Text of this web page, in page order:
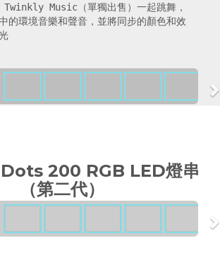
Twinkly Music（單獨出售）一起跳舞，
的環境音樂和聲音，並將同步的顏色和效
200 RGB LED燈串
（第二代）